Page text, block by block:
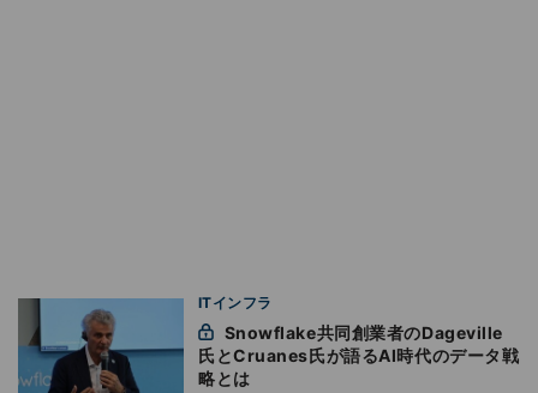
ITインフラ
氏とCruanes氏が語るAI時代のデータ戦
略とは